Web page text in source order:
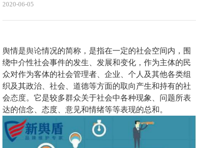
2020-06-05
舆情是舆论情况的简称，是指在一定的社会空间内，围
绕中介性社会事件的发生、发展和变化，作为主体的民
众对作为客体的社会管理者、企业、个人及其他各类组
织及其政治、社会、道德等方面的取向产生和持有的社
会态度。它是较多群众关于社会中各种现象、问题所表
达的信念、态度、意见和情绪等等表现的总和。